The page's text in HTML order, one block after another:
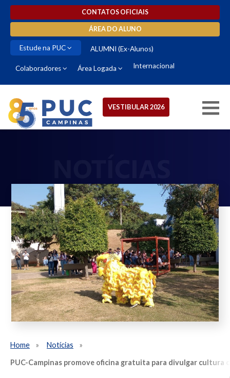
CONTATOS OFICIAIS
ÁREA DO ALUNO
Estude na PUC ALUMNI (Ex-Alunos)
Colaboradores Área Logada Internacional
VESTIBULAR 2026
Home
Notícias
PUC-Campinas promove oficina gratuita para divulgar cultura